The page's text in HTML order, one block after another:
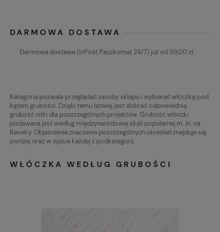
DARMOWA DOSTAWA
Darmowa dostawa (InPost Paczkomat 24/7) już od 99,00 zł.
Kategoria pozwala przeglądać zasoby sklepu i wybierać włóczkę pod
kątem grubości. Dzięki temu łatwiej jest dobrać odpowiednią
grubość nitki dla poszczególnych projektów. Grubość włóczki
podawana jest według międzynarodowej skali popularnej m. in. na
Ravelry. Objaśnienie znaczenia poszczególnych określeń znajduje się
poniżej oraz w opisie każdej z podkategorii.
WŁÓCZKA WEDŁUG GRUBOŚCI